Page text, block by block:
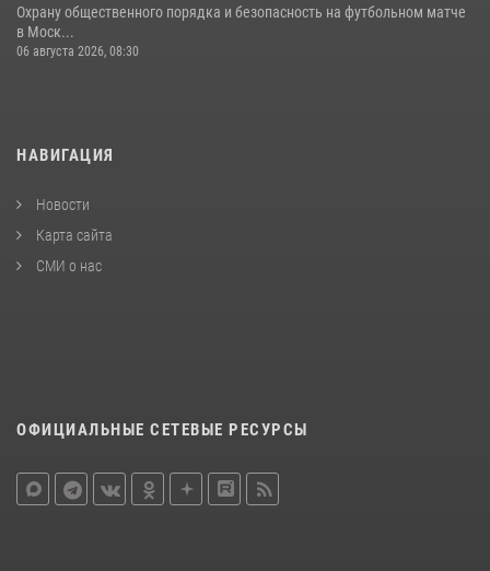
Охрану общественного порядка и безопасность на футбольном матче
в Моск...
06 августа 2026, 08:30
НАВИГАЦИЯ
Новости
Карта сайта
СМИ о нас
ОФИЦИАЛЬНЫЕ СЕТЕВЫЕ РЕСУРСЫ